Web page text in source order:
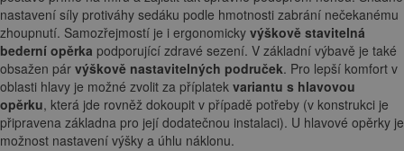
nastavení síly protiváhy sedáku podle hmotnosti zabrání nečekanému
zhoupnutí. Samozřejmostí je i ergonomicky výškově stavitelná
bederní opěrka podporující zdravé sezení. V základní výbavě je také
obsažen pár výškově nastavitelných područek. Pro lepší komfort v
oblasti hlavy je možné zvolit za příplatek variantu s hlavovou
opěrku, která jde rovněž dokoupit v případě potřeby (v konstrukci je
připravena základna pro její dodatečnou instalaci). U hlavové opěrky je
možnost nastavení výšky a úhlu náklonu.